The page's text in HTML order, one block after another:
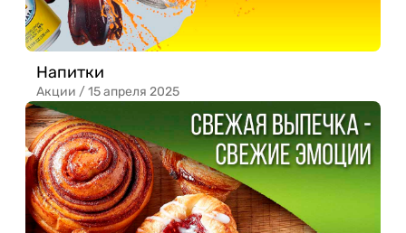
Напитки
Акции /15 апреля 2025